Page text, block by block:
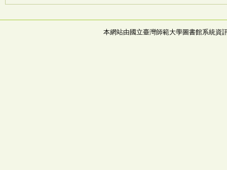
本網站由國立臺灣師範大學圖書館系統資